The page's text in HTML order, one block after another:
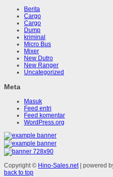
Berita
Cargo
Cargo
Dump
kriminal
Micro Bus
Mixer
New Dutro
New Ranger
Uncategorized
Meta
Masuk
Feed entri
Feed komentar
WordPress.org
Copyright © Hino-Sales.net| powered
back to top